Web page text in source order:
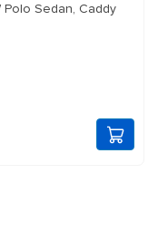
Sedan, Caddy